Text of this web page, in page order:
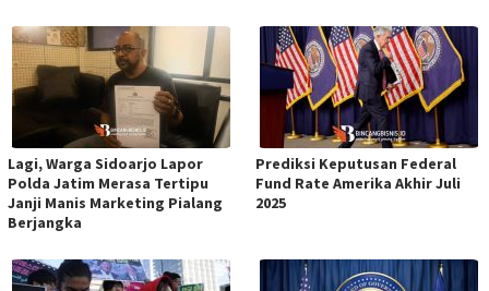
Lagi, Warga Sidoarjo Lapor
Polda Jatim Merasa Tertipu
Janji Manis Marketing Pialang
Berjangka
Prediksi Keputusan Federal
Fund Rate Amerika Akhir Juli
2025